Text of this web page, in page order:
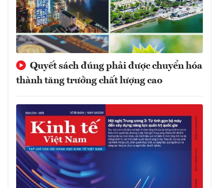
Quyết sách đúng phải được chuyển hóa
thành tăng trưởng chất lượng cao